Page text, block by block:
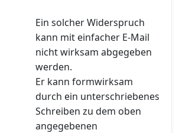
Ein solcher Widerspruch
kann mit einfacher E-Mail
nicht wirksam abgegeben
werden.
Er kann formwirksam
durch ein unterschriebenes
Schreiben zu dem oben
angegebenen